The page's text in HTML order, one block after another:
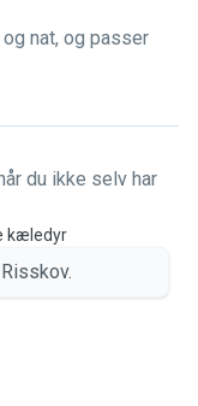
nat, og passer
du ikke selv har
kæledyr